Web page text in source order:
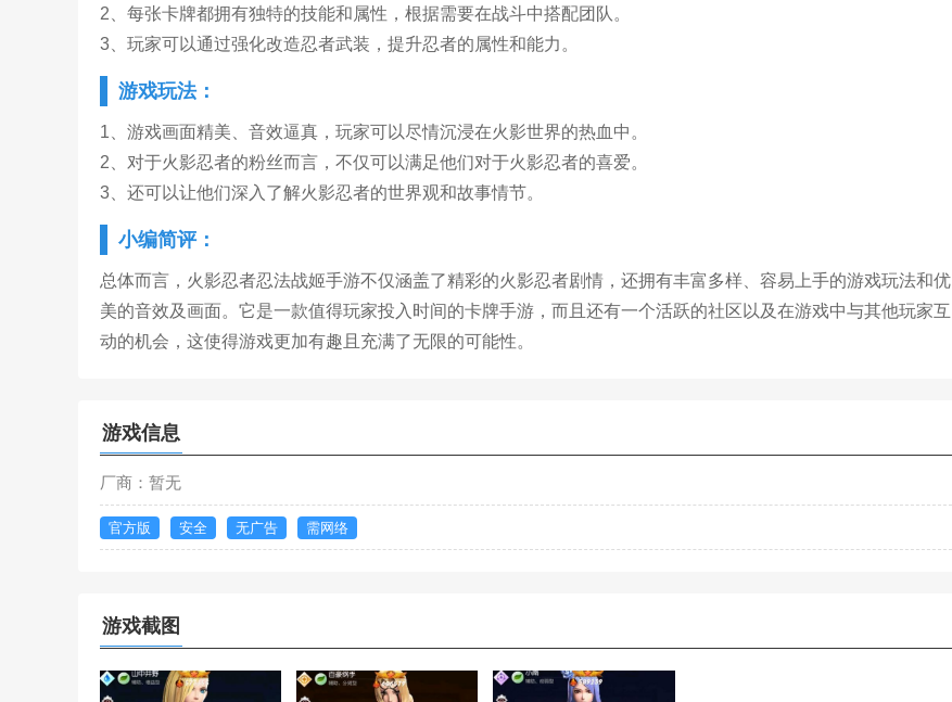
2、每张卡牌都拥有独特的技能和属性，根据需要在战斗中搭配团队。
3、玩家可以通过强化改造忍者武装，提升忍者的属性和能力。
游戏玩法：
1、游戏画面精美、音效逼真，玩家可以尽情沉浸在火影世界的热血中。
2、对于火影忍者的粉丝而言，不仅可以满足他们对于火影忍者的喜爱。
3、还可以让他们深入了解火影忍者的世界观和故事情节。
小编简评：
总体而言，火影忍者忍法战姬手游不仅涵盖了精彩的火影忍者剧情，还拥有丰富多样、容易上手的游戏玩法和优
美的音效及画面。它是一款值得玩家投入时间的卡牌手游，而且还有一个活跃的社区以及在游戏中与其他玩家互
动的机会，这使得游戏更加有趣且充满了无限的可能性。
游戏信息
厂商：暂无
官方版 安全 无广告 需网络
游戏截图